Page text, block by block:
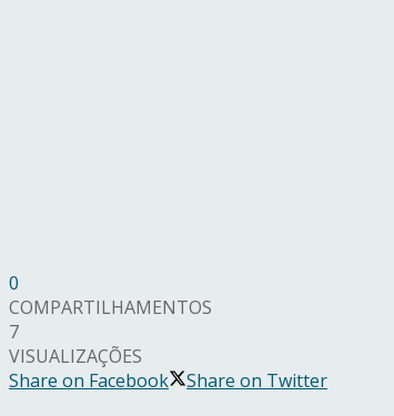
0
COMPARTILHAMENTOS
7
VISUALIZAÇÕES
Share on Facebook
Share on Twitter